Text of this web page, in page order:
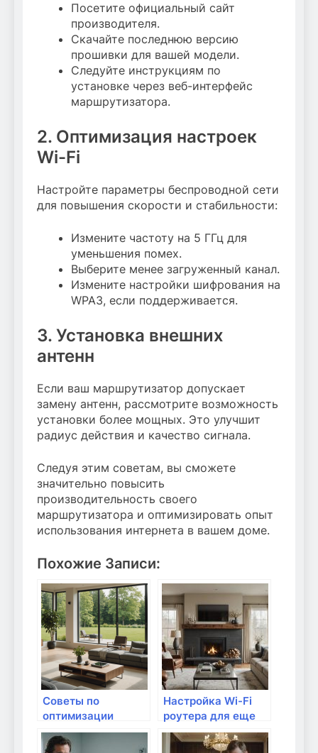
Посетите официальный сайт
производителя.
Скачайте последнюю версию
прошивки для вашей модели.
Следуйте инструкциям по
установке через веб-интерфейс
маршрутизатора.
2. Оптимизация настроек
Wi-Fi
Настройте параметры беспроводной сети
для повышения скорости и стабильности:
Измените частоту на 5 ГГц для
уменьшения помех.
Выберите менее загруженный канал.
Измените настройки шифрования на
WPA3, если поддерживается.
3. Установка внешних
антенн
Если ваш маршрутизатор допускает
замену антенн, рассмотрите возможность
установки более мощных. Это улучшит
радиус действия и качество сигнала.
Следуя этим советам, вы сможете
значительно повысить
производительность своего
маршрутизатора и оптимизировать опыт
использования интернета в вашем доме.
Похожие Записи:
Советы по
оптимизации
маршрутизатора
для квартир
Настройка Wi-Fi
роутера для еще
большей скорости